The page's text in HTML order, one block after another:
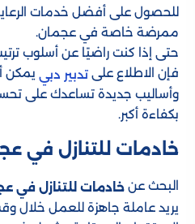
للحصول على أفضل خدمات
ممرضة خاصة في عجمان.
حتى إذا كنت راضيًا عن أسلوب
فإن الاطلاع على تدبير دبي يمكن
وأساليب جديدة تساعدك على
بكفاءة أكبر.
خادمات للتنازل في
البحث عن خادمات للتنازل في
يريد عاملة جاهزة للعمل خلال